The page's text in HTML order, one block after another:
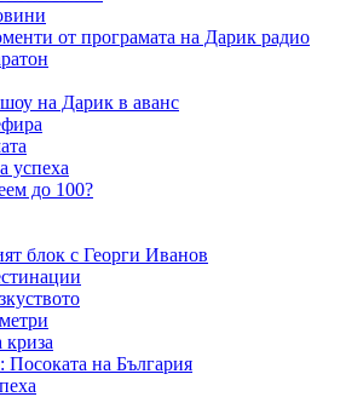
от програмата на Дарик радио
на Дарик в аванс
успеха
до 100?
блок с Георги Иванов
криза
Посоката на България